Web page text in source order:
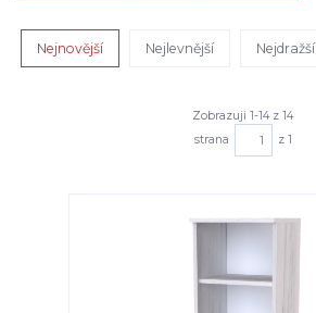
Nejnovější Nejlevnější Nejdražší
Zobrazuji 1-14 z 14
strana
z 1